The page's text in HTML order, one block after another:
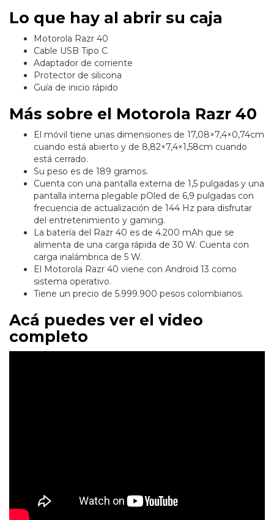
Lo que hay al abrir su caja
Motorola Razr 40
Cable USB Tipo C
Adaptador de corriente
Protector de silicona
Guía de inicio rápido
Más sobre el Motorola Razr 40
El móvil tiene unas dimensiones de 17,08×7,4×0,74cm
cuando está abierto y de 8,82×7,4×1,58cm cuando
está cerrado.
Su peso es de 189 gramos.
Cuenta con una pantalla externa de 1,5 pulgadas y una
pantalla interna plegable pOled de 6,9 pulgadas con
frecuencia de actualización de 144 Hz para disfrutar
del entretenimiento y gaming.
La batería del Razr 40 es de 4.200 mAh que se
alimenta de una carga rápida de 30 W. Cuenta con
carga inalámbrica de 5 W.
El Motorola Razr 40 viene con Android 13 como
sistema operativo.
Tiene un precio de 5.999.900 pesos colombianos.
Acá puedes ver el video
completo